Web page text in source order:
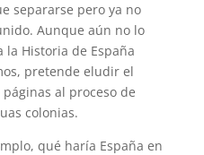
separarse pero ya no
Aunque aún no lo
Historia de España
pretende eludir el
al proceso de
colonias.
qué haría España en